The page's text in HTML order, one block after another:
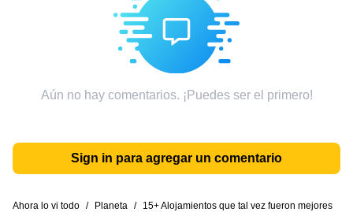
Aún no hay comentarios. ¡Puedes ser el primero!
Sign in para agregar un comentario
Ahora lo vi todo / Planeta /
15+ Alojamientos que tal vez fueron mejores